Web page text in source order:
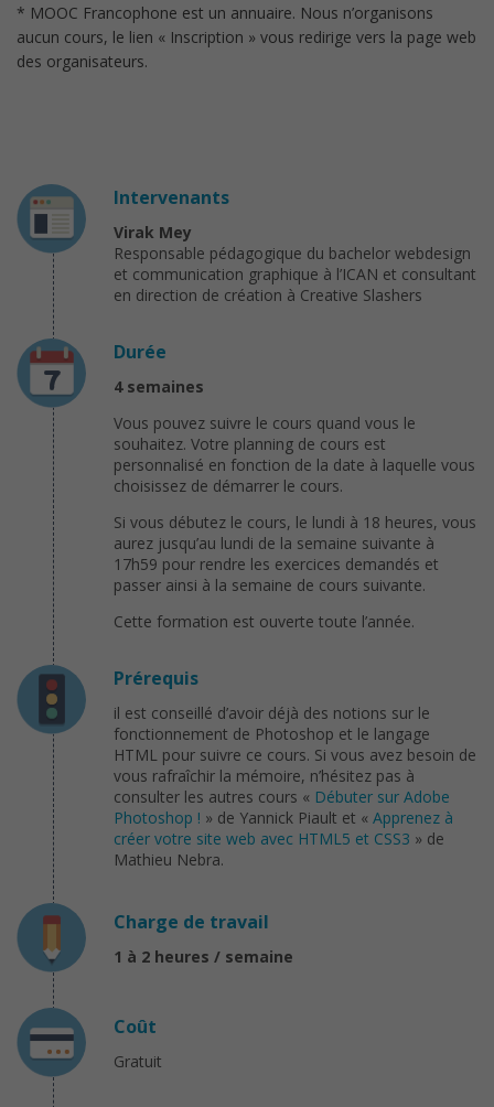
* MOOC Francophone est un annuaire. Nous n’organisons
aucun cours, le lien « Inscription » vous redirige vers la page web
des organisateurs.
Intervenants
Virak Mey
Responsable pédagogique du bachelor webdesign
et communication graphique à l’ICAN et consultant
en direction de création à Creative Slashers
Durée
4 semaines
Vous pouvez suivre le cours quand vous le
souhaitez. Votre planning de cours est
personnalisé en fonction de la date à laquelle vous
choisissez de démarrer le cours.
Si vous débutez le cours, le lundi à 18 heures, vous
aurez jusqu’au lundi de la semaine suivante à
17h59 pour rendre les exercices demandés et
passer ainsi à la semaine de cours suivante.
Cette formation est ouverte toute l’année.
Prérequis
il est conseillé d’avoir déjà des notions sur le
fonctionnement de Photoshop et le langage
HTML pour suivre ce cours. Si vous avez besoin de
vous rafraîchir la mémoire, n’hésitez pas à
consulter les autres cours « Débuter sur Adobe
Photoshop ! » de Yannick Piault et « Apprenez à
créer votre site web avec HTML5 et CSS3 » de
Mathieu Nebra.
Charge de travail
1 à 2 heures / semaine
Coût
Gratuit